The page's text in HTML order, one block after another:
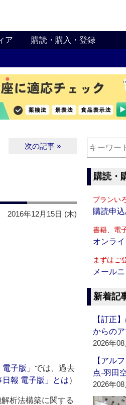
ア 購読・購入・登録
次の記事 »
2016年12月15日 (木)
電子版 」では、過去
日報 電子版」とは）
析法構築に関する
購読・
プランい
購読申込
書籍、電
オンラ
まずはご
メール
新着記
【訂正
からの
2026年
【アル
点‐羽田
2026年